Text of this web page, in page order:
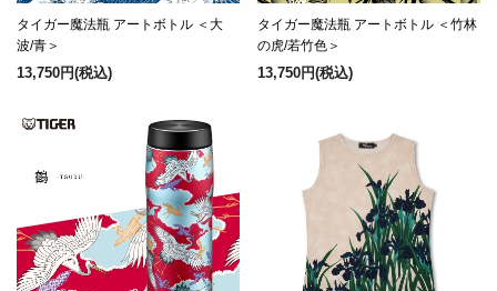
タイガー魔法瓶 アートボトル ＜大
波/青＞
13,750円(税込)
タイガー魔法瓶 アートボトル ＜竹林
の虎/若竹色＞
13,750円(税込)